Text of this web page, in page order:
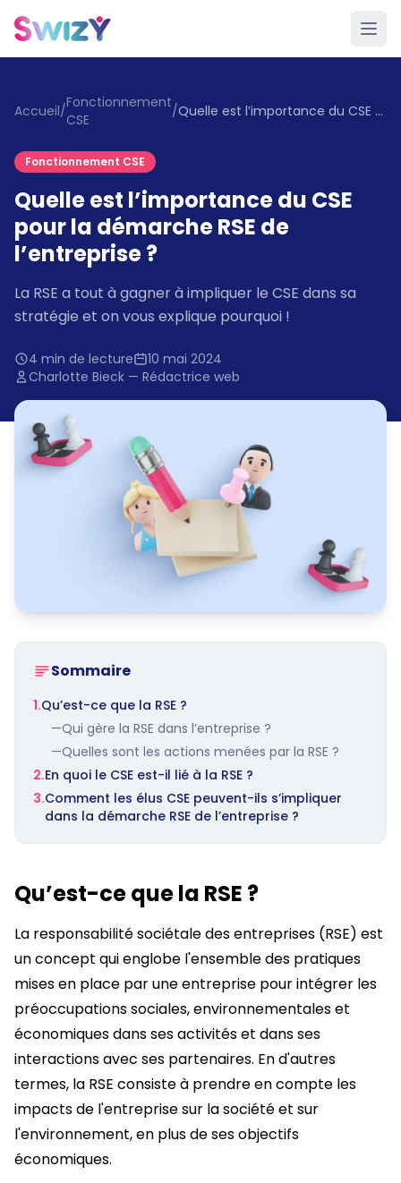
Accueil/Fonctionnement
CSE
/ Quelle est l’importance du CSE pour la démarche RSE de l’entreprise ?
Fonctionnement CSE
Quelle est l’importance du CSE
pour la démarche RSE de
l’entreprise ?
La RSE a tout à gagner à impliquer le CSE dans sa
stratégie et on vous explique pourquoi !
4 min de lecture
10 mai 2024
Charlotte Bieck — Rédactrice web
Sommaire
1.Qu’est-ce que la RSE ?
—Qui gère la RSE dans l’entreprise ?
—Quelles sont les actions menées par la RSE ?
2.En quoi le CSE est-il lié à la RSE ?
3.Comment les élus CSE peuvent-ils s’impliquer
dans la démarche RSE de l’entreprise ?
Qu’est-ce que la RSE ?
La responsabilité sociétale des entreprises (RSE) est
un concept qui englobe l'ensemble des pratiques
mises en place par une entreprise pour intégrer les
préoccupations sociales, environnementales et
économiques dans ses activités et dans ses
interactions avec ses partenaires. En d'autres
termes, la RSE consiste à prendre en compte les
impacts de l'entreprise sur la société et sur
l'environnement, en plus de ses objectifs
économiques.